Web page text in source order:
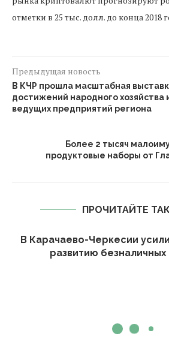
отметки в 25 тыс. долл. до конца 2018
Предыдущая новость
В КЧР прошла масштабная
достижений народного хозяйства
ведущих предприятий региона
Более 2 тысяч
продуктовые наборы от
ПРОЧИТАЙТЕ
В Карачаево-Черкесии
развитию